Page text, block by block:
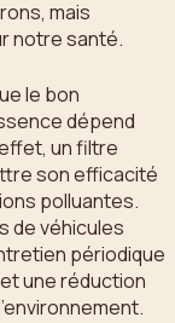
mais
notre santé.
le bon
dépend
un filtre
son efficacité
polluantes.
de véhicules
périodique
une réduction